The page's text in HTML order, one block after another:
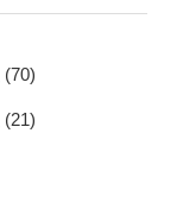
(70)
(21)